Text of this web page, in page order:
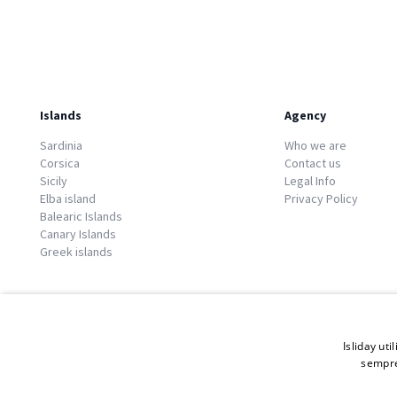
Islands
Sardinia
Corsica
Sicily
Elba island
Balearic Islands
Canary Islands
Greek islands
Agency
Who we are
Contact us
Legal Info
Privacy Policy
© 2026 Copyright GATE S.r.l - Via G. Cacciò 5 - 57034 Portoferraio -
Isliday